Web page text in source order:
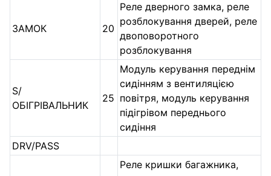
ЗАМОК 20
Реле дверного замка, реле
розблокування дверей, реле
двоповоротного
розблокування
S/
ОБІГРІВАЛЬНИК
25
Модуль керування переднім
сидінням з вентиляцією
повітря, модуль керування
підігрівом переднього
сидіння
DRV/PASS
Реле кришки багажника,